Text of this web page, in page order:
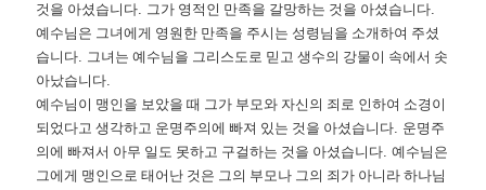
것을 아셨습니다. 그가 영적인 만족을 갈망하는 것을 아셨습니다.
예수님은 그녀에게 영원한 만족을 주시는 성령님을 소개하여 주셨
습니다. 그녀는 예수님을 그리스도로 믿고 생수의 강물이 속에서 솟
아났습니다.
예수님이 맹인을 보았을 때 그가 부모와 자신의 죄로 인하여 소경이
되었다고 생각하고 운명주의에 빠져 있는 것을 아셨습니다. 운명주
의에 빠져서 아무 일도 못하고 구걸하는 것을 아셨습니다.예수님은
그에게 맹인으로 태어난 것은 그의 부모나 그의 죄가 아니라 하나님